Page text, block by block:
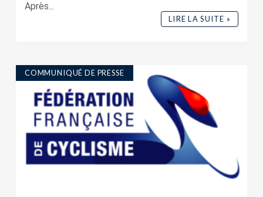
Après...
LIRE LA SUITE »
COMMUNIQUÉ DE PRESSE